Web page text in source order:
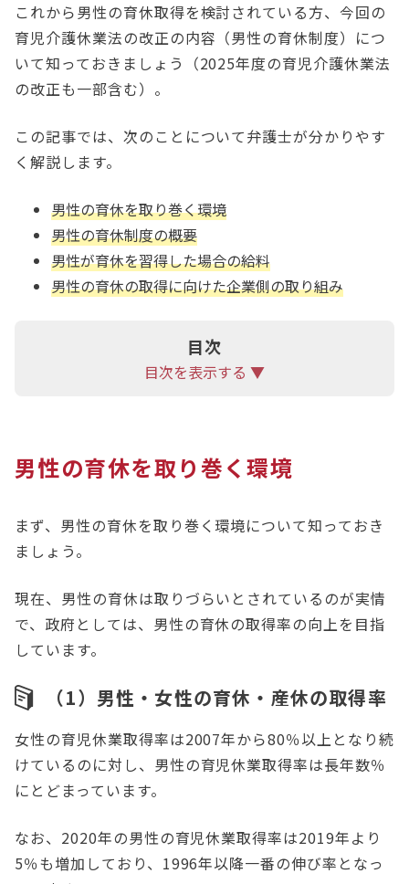
これから男性の育休取得を検討されている方、今回の
育児介護休業法の改正の内容（男性の育休制度）につ
いて知っておきましょう（2025年度の育児介護休業法
の改正も一部含む）。
この記事では、次のことについて弁護士が分かりやす
く解説します。
男性の育休を取り巻く環境
男性の育休制度の概要
男性が育休を習得した場合の給料
男性の育休の取得に向けた企業側の取り組み
目次
目次を表示する ▼
男性の育休を取り巻く環境
まず、男性の育休を取り巻く環境について知っておき
ましょう。
現在、男性の育休は取りづらいとされているのが実情
で、政府としては、男性の育休の取得率の向上を目指
しています。
（1）男性・女性の育休・産休の取得率
女性の育児休業取得率は2007年から80％以上となり続
けているのに対し、男性の育児休業取得率は長年数％
にとどまっています。
なお、2020年の男性の育児休業取得率は2019年より
5％も増加しており、1996年以降一番の伸び率となっ